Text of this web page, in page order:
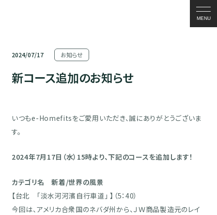
MENU
2024/07/17 お知らせ
新コース追加のお知らせ
いつもe-Homefitsをご愛用いただき、誠にありがとうございま
す。
2024年7月17日（水）15時より、下記のコースを追加します！
カテゴリ名 新着/世界の風景
【台北 「淡水河河濱自行車道」 】（5：40）
今回は、アメリカ合衆国のネバダ州から、ＪＷ商品製造元のレイ